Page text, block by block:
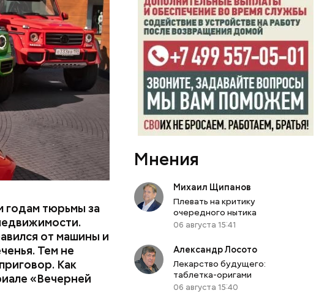
годам тюрьмы за
от машины и
Тем не
Как
«Вечерней
.
25-летний сын
в квартиру
отравленную
Мнения
Михаил Щипанов
Плевать на критику
очередного нытика
06 августа 15:41
Александр Лосото
Лекарство будущего:
таблетка-оригами
06 августа 15:40